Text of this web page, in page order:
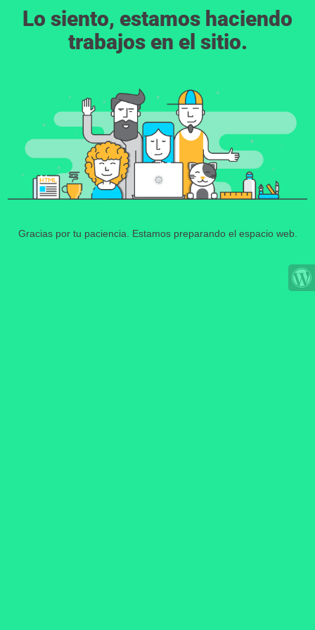
Lo siento, estamos haciendo
trabajos en el sitio.
Gracias por tu paciencia. Estamos preparando el espacio web.